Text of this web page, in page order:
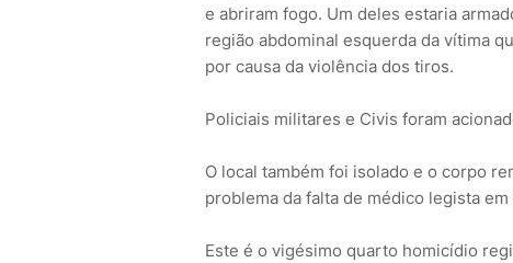
e abriram fogo. Um deles estaria
região abdominal esquerda da vítima
por causa da violência dos tiros.
Policiais militares e Civis foram
O local também foi isolado e o corpo
problema da falta de médico legista
Este é o vigésimo quarto homicídio